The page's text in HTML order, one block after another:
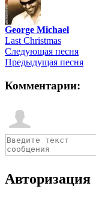
George Michael
Last Christmas
Следующая песня
Предыдущая песня
Комментарии:
Авторизация